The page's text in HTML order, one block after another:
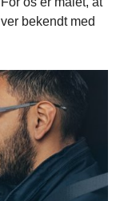
bekendt med